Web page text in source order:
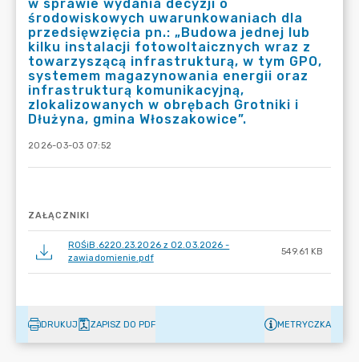
w sprawie wydania decyzji o
środowiskowych uwarunkowaniach dla
przedsięwzięcia pn.: „Budowa jednej lub
kilku instalacji fotowoltaicznych wraz z
towarzyszącą infrastrukturą, w tym GPO,
systemem magazynowania energii oraz
infrastrukturą komunikacyjną,
zlokalizowanych w obrębach Grotniki i
Dłużyna, gmina Włoszakowice”.
2026-03-03 07:52
ZAŁĄCZNIKI
ROŚiB.6220.23.2026 z 02.03.2026 -
zawiadomienie.pdf
549.61 KB
DRUKUJ ZAPISZ DO PDF METRYCZKA